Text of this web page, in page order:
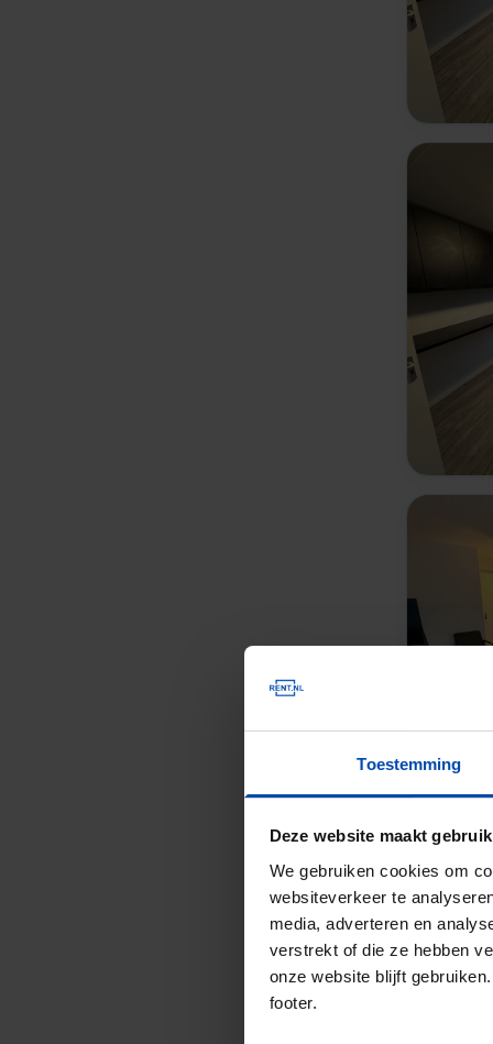
Toestemming
Deze website maakt
We gebruiken cookies om
websiteverkeer te
media, adverteren en
verstrekt of die ze hebben
onze website blijft
footer.